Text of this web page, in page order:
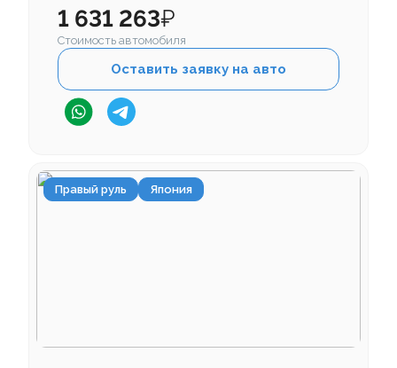
1 631 263₽
Стоимость автомобиля
Оставить заявку на авто
Правый руль Япония